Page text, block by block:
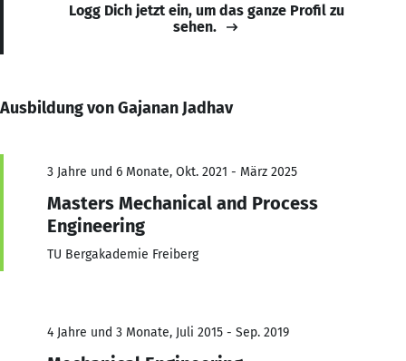
Logg Dich jetzt ein, um das ganze Profil zu
sehen.
Ausbildung von Gajanan Jadhav
3 Jahre und 6 Monate, Okt. 2021 - März 2025
Masters Mechanical and Process
Engineering
TU Bergakademie Freiberg
4 Jahre und 3 Monate, Juli 2015 - Sep. 2019